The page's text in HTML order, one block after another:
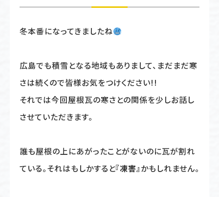
冬本番になってきましたね
広島でも積雪となる地域もありまして、まだまだ寒
さは続くので皆様お気をつけください!!
それでは今回屋根瓦の寒さとの関係を少しお話し
させていただきます。
誰も屋根の上にあがったことがないのに瓦が割れ
ている。それはもしかすると『凍害』かもしれません。